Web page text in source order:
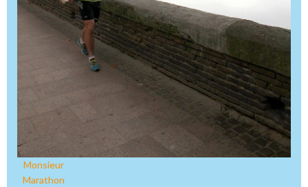
Monsieur
Marathon